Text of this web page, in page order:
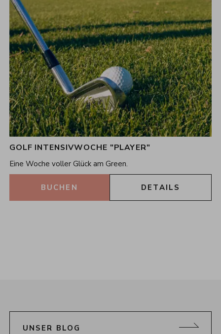
7Nächte
14.06.2026 - 15.11.2026
GOLF INTENSIVWOCHE "PLAYER"
Eine Woche voller Glück am Green.
DETAILS
BUCHEN
UNSER BLOG